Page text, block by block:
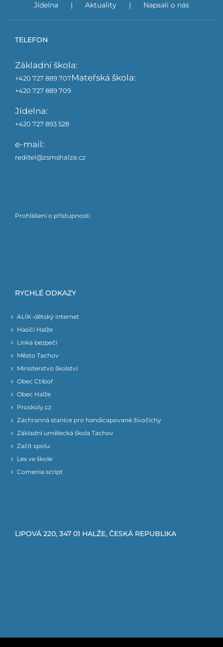
Jídelna
Aktuality Napsali o nás
TELEFON
Základní škola:
+420 727 889 707Mateřská škola:
+420 727 889 709
Jídelna:
+420 727 893 528
e-mail:
reditel@zsmshalze.cz
Prohlášení o přístupnosti
RYCHLÉ ODKAZY
ALÍK-dětský internet
Hasiči Halže
Linka bezpečí
Město Tachov
Ministerstvo školství
Obec Ctiboř
Obec Halže
Proskoly.cz
Záchranná stanice pro handicapované živočichy
Základní umělecká škola Tachov
Začít spolu
Les ve škole
Comenia script
LIPOVÁ 220, 347 01 HALŽE, ČESKÁ REPUBLIKA